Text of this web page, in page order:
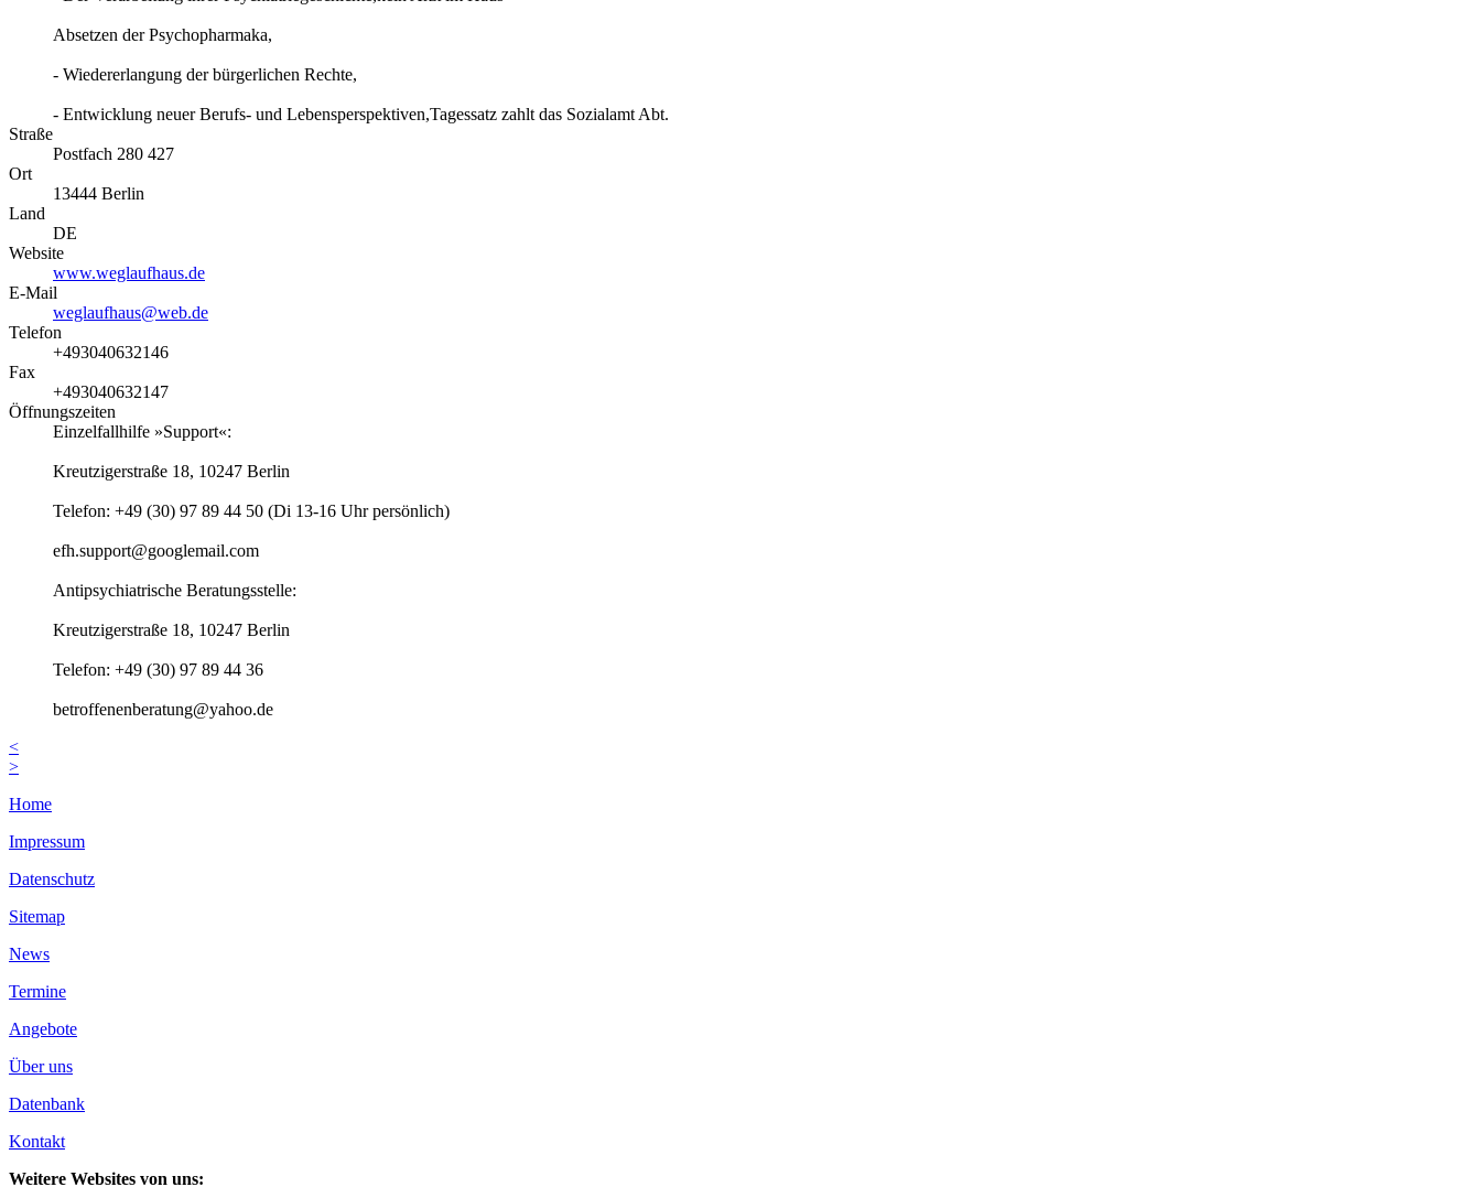
Absetzen der Psychopharmaka,
- Wiedererlangung der bürgerlichen Rechte,
- Entwicklung neuer Berufs- und Lebensperspektiven,Tagessatz zahlt das Sozialamt Abt.
Straße
Postfach 280 427
Ort
13444 Berlin
Land
DE
Website
www.weglaufhaus.de
E-Mail
weglaufhaus@web.de
Telefon
+493040632146
Fax
+493040632147
Öffnungszeiten
Einzelfallhilfe »Support«:
Kreutzigerstraße 18, 10247 Berlin
Telefon: +49 (30) 97 89 44 50 (Di 13-16 Uhr persönlich)
efh.support@googlemail.com
Antipsychiatrische Beratungsstelle:
Kreutzigerstraße 18, 10247 Berlin
Telefon: +49 (30) 97 89 44 36
betroffenenberatung@yahoo.de
<
>
Home
Impressum
Datenschutz
Sitemap
News
Termine
Angebote
Über uns
Datenbank
Kontakt
Weitere Websites von uns: